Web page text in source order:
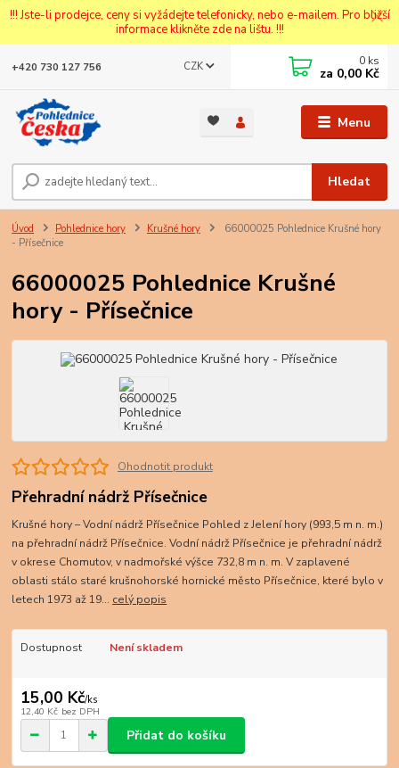
!!! Jste-li prodejce, ceny si vyžádejte telefonicky, nebo e-mailem. Pro bližší
informace klikněte zde na lištu. !!!
Menu
CZK
Hledat
+420 730 127 756 0 ks
za 0,00 Kč
Úvod Pohlednice hory Krušné hory
66000025 Pohlednice Krušné hory
- Přísečnice
66000025 Pohlednice Krušné
hory - Přísečnice
Ohodnotit produkt
Přehradní nádrž Přísečnice
Krušné hory – Vodní nádrž Přísečnice Pohled z Jelení hory (993,5 m n. m.)
na přehradní nádrž Přísečnice. Vodní nádrž Přísečnice je přehradní nádrž
v okrese Chomutov, v nadmořské výšce 732,8 m n. m. V zaplavené
oblasti stálo staré krušnohorské hornické město Přísečnice, které bylo v
letech 1973 až 19... celý popis
Dostupnost Není skladem
15,00 Kč/ks
12,40 Kč bez DPH
Přidat do košíku